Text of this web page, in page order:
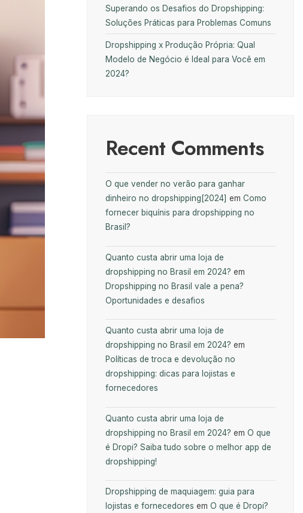
Superando os Desafios do Dropshipping:
Soluções Práticas para Problemas Comuns
Dropshipping x Produção Própria: Qual
Modelo de Negócio é Ideal para Você em
2024?
Recent Comments
O que vender no verão para ganhar
dinheiro no dropshipping[2024] em Como
fornecer biquínis para dropshipping no
Brasil?
Quanto custa abrir uma loja de
dropshipping no Brasil em 2024? em
Dropshipping no Brasil vale a pena?
Oportunidades e desafios
Quanto custa abrir uma loja de
dropshipping no Brasil em 2024? em
Políticas de troca e devolução no
dropshipping: dicas para lojistas e
fornecedores
Quanto custa abrir uma loja de
dropshipping no Brasil em 2024? em O que
é Dropi? Saiba tudo sobre o melhor app de
dropshipping!
Dropshipping de maquiagem: guia para
lojistas e fornecedores em O que é Dropi?